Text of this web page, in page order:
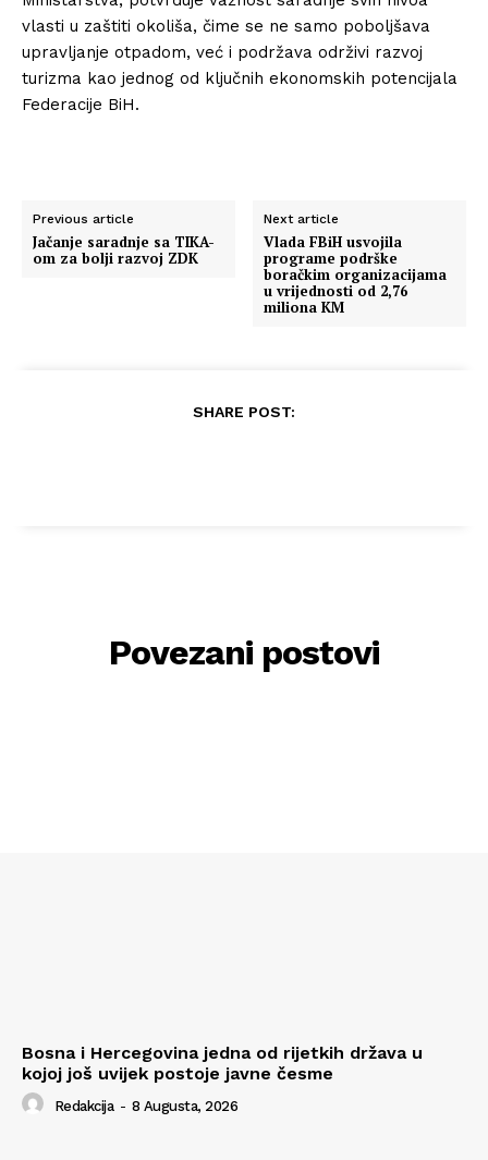
vlasti u zaštiti okoliša, čime se ne samo poboljšava
upravljanje otpadom, već i podržava održivi razvoj
turizma kao jednog od ključnih ekonomskih potencijala
Federacije BiH.
Previous article
Jačanje saradnje sa TIKA-
om za bolji razvoj ZDK
Next article
Vlada FBiH usvojila
programe podrške
boračkim organizacijama
u vrijednosti od 2,76
miliona KM
SHARE POST:
Povezani postovi
Bosna i Hercegovina jedna od rijetkih država u
kojoj još uvijek postoje javne česme
Redakcija - 8 Augusta, 2026